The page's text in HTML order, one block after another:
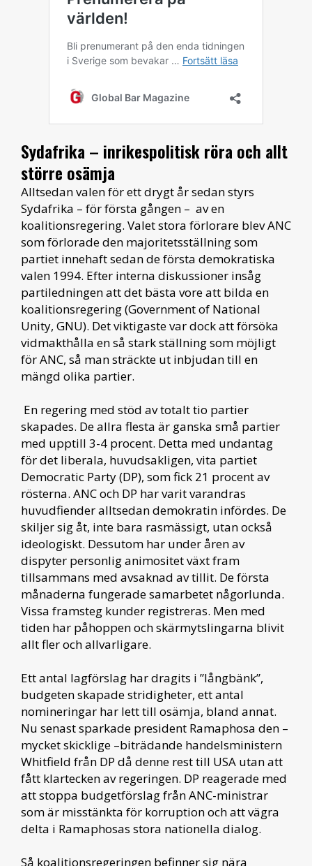
Sydafrika – inrikespolitisk röra och allt
större osämja
Alltsedan valen för ett drygt år sedan styrs
Sydafrika – för första gången – av en
koalitionsregering. Valet stora förlorare blev ANC
som förlorade den majoritetsställning som
partiet innehaft sedan de första demokratiska
valen 1994. Efter interna diskussioner insåg
partiledningen att det bästa vore att bilda en
koalitionsregering (Government of National
Unity, GNU). Det viktigaste var dock att försöka
vidmakthålla en så stark ställning som möjligt
för ANC, så man sträckte ut inbjudan till en
mängd olika partier.
En regering med stöd av totalt tio partier
skapades. De allra flesta är ganska små partier
med upptill 3-4 procent. Detta med undantag
för det liberala, huvudsakligen, vita partiet
Democratic Party (DP), som fick 21 procent av
rösterna. ANC och DP har varit varandras
huvudfiender alltsedan demokratin infördes. De
skiljer sig åt, inte bara rasmässigt, utan också
ideologiskt. Dessutom har under åren av
dispyter personlig animositet växt fram
tillsammans med avsaknad av tillit. De första
månaderna fungerade samarbetet någorlunda.
Vissa framsteg kunder registreras. Men med
tiden har påhoppen och skärmytslingarna blivit
allt fler och allvarligare.
Ett antal lagförslag har dragits i ”långbänk”,
budgeten skapade stridigheter, ett antal
nomineringar har lett till osämja, bland annat.
Nu senast sparkade president Ramaphosa den –
mycket skicklige –biträdande handelsministern
Whitfield från DP då denne rest till USA utan att
fått klartecken av regeringen. DP reagerade med
att stoppa budgetförslag från ANC-ministrar
som är misstänkta för korruption och att vägra
delta i Ramaphosas stora nationella dialog.
Så koalitionsregeringen befinner sig nära